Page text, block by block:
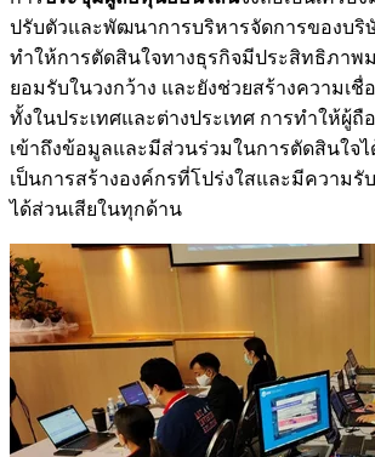
ปรับตัวและพัฒนาการบริหารจัดการของบริ
ทำให้การตัดสินใจทางธุรกิจมีประสิทธิภาพ
ยอมรับในวงกว้าง และยังช่วยสร้างความเ
ทั้งในประเทศและต่างประเทศ การทำให้ผู้
เข้าถึงข้อมูลและมีส่วนร่วมในการตัดสินใจไ
เป็นการสร้างองค์กรที่โปร่งใสและมีความ
ได้ส่วนเสียในทุกด้าน